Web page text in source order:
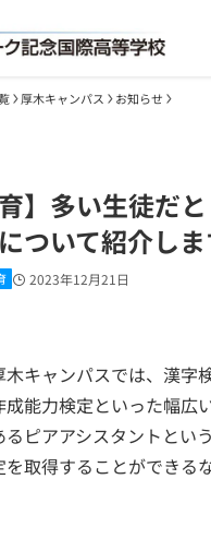
厚木キャンパス お知らせ
育】多い生徒だ
ついて紹介し
2023年12月21日
木キャンパスでは、漢字
能力検定といった幅広
ピアアシスタントとい
を取得することができる